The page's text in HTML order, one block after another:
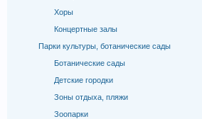
Хоры
Концертные залы
Парки культуры, ботанические сады
Ботанические сады
Детские городки
Зоны отдыха, пляжи
Зоопарки